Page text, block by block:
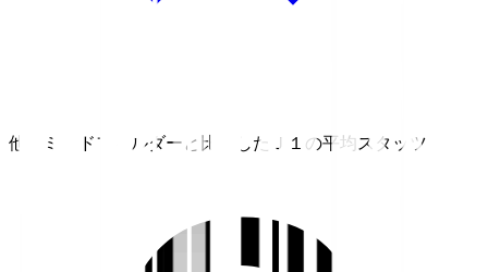
他のミッドフィルダーと比較したＪ１の平均スタッツ